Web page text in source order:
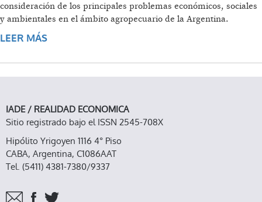
consideración de los principales problemas económicos, sociales
y ambientales en el ámbito agropecuario de la Argentina.
LEER MÁS
IADE / REALIDAD ECONOMICA
Sitio registrado bajo el ISSN 2545-708X
Hipólito Yrigoyen 1116 4° Piso
CABA, Argentina, C1086AAT
Tel. (5411) 4381-7380/9337